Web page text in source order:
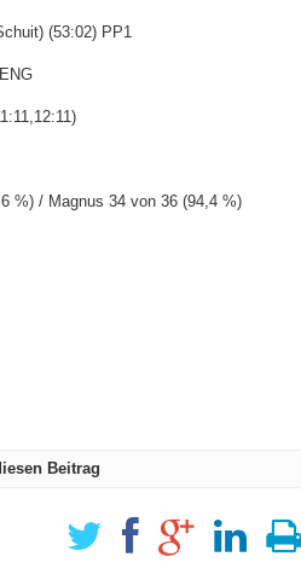
(53:02) PP1
%) / Magnus 34 von 36 (94,4 %)
Beitrag